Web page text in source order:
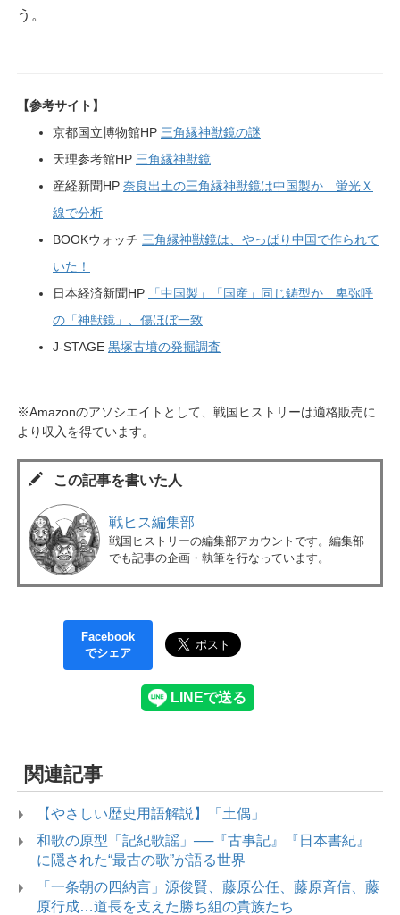
う。
【参考サイト】
京都国立博物館HP 三角縁神獣鏡の謎
天理参考館HP 三角縁神獣鏡
産経新聞HP 奈良出土の三角縁神獣鏡は中国製か 蛍光Ｘ
線で分析
BOOKウォッチ 三角縁神獣鏡は、やっぱり中国で作られて
いた！
日本経済新聞HP
「中国製」「国産」同じ鋳型か 卑弥呼
の「神獣鏡」、傷ほぼ一致
J-STAGE 黒塚古墳の発掘調査
※Amazonのアソシエイトとして、戦国ヒストリーは適格販売に
より収入を得ています。
この記事を書いた人
戦ヒス編集部
戦国ヒストリーの編集部アカウントです。編集部
でも記事の企画・執筆を行なっています。
Facebook
でシェア
関連記事
【やさしい歴史用語解説】「土偶」
和歌の原型「記紀歌謡」──『古事記』『日本書紀』
に隠された“最古の歌”が語る世界
「一条朝の四納言」源俊賢、藤原公任、藤原斉信、藤
原行成…道長を支えた勝ち組の貴族たち